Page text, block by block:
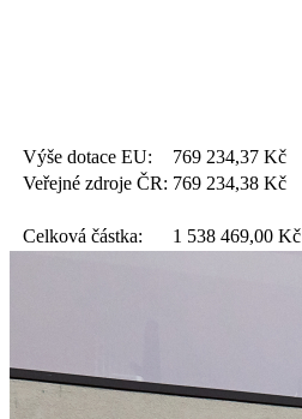
Výše dotace EU: 769 234,37 Kč
Veřejné zdroje ČR: 769 234,38 Kč
Celková částka: 1 538 469,00 Kč